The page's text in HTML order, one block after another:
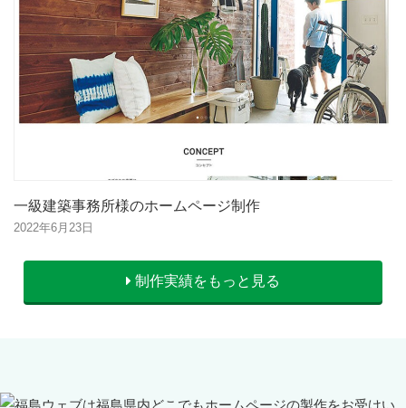
一級建築事務所様のホームページ制作
2022年6月23日
制作実績をもっと見る